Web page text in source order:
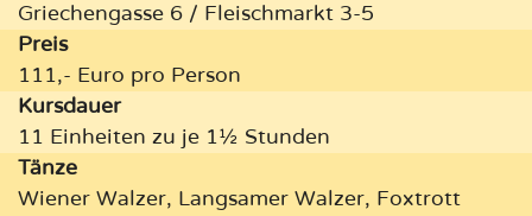
Griechengasse 6 / Fleischmarkt 3-5
Preis
111,- Euro pro Person
Kursdauer
11 Einheiten zu je 1½ Stunden
Tänze
Wiener Walzer, Langsamer Walzer, Foxtrott